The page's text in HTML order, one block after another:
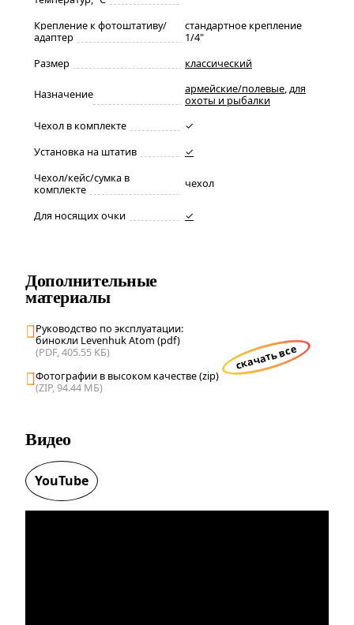
Крепление к фотоштативу/
адаптер
стандартное крепление
1/4"
Размер
классический
Назначение армейские/полевые,для
охоты и рыбалки
Чехол в комплекте
✓
Установка на штатив
✓
Чехол/кейс/сумка в
комплекте
чехол
Для носящих очки ✓
Дополнительные
материалы
Руководство по эксплуатации:
бинокли Levenhuk Atom (pdf)
(PDF, 405.55 КБ)
Фотографии в высоком качестве (zip)
(ZIP, 94.44 МБ)
скачать все
Видео
YouTube